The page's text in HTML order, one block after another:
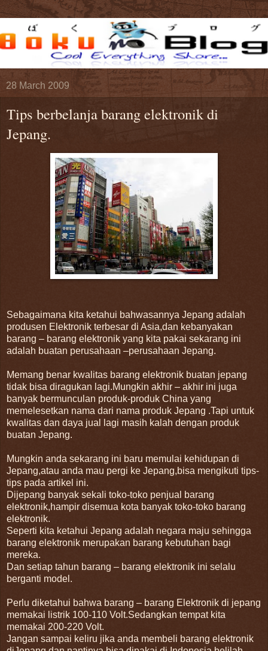
28 March 2009
Tips berbelanja barang elektronik di
Jepang.
Sebagaimana kita ketahui bahwasannya Jepang adalah
produsen Elektronik terbesar di Asia,dan kebanyakan
barang – barang elektronik yang kita pakai sekarang ini
adalah buatan perusahaan –perusahaan Jepang.
Memang benar kwalitas barang elektronik buatan jepang
tidak bisa diragukan lagi.Mungkin akhir – akhir ini juga
banyak bermunculan produk-produk China yang
memelesetkan nama dari nama produk Jepang .Tapi untuk
kwalitas dan daya jual lagi masih kalah dengan produk
buatan Jepang.
Mungkin anda sekarang ini baru memulai kehidupan di
Jepang,atau anda mau pergi ke Jepang,bisa mengikuti tips-
tips pada artikel ini.
Dijepang banyak sekali toko-toko penjual barang
elektronik,hampir disemua kota banyak toko-toko barang
elektronik.
Seperti kita ketahui Jepang adalah negara maju sehingga
barang elektronik merupakan barang kebutuhan bagi
mereka.
Dan setiap tahun barang – barang elektronik ini selalu
berganti model.
Perlu diketahui bahwa barang – barang Elektronik di jepang
memakai listrik 100-110 Volt.Sedangkan tempat kita
memakai 200-220 Volt.
Jangan sampai keliru jika anda membeli barang elektronik